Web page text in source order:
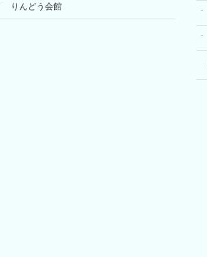
りんどう会館